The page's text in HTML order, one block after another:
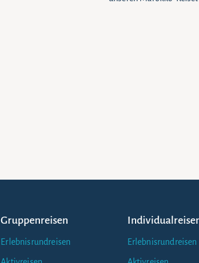
Gruppenreisen
Erlebnisrundreisen Erlebnisrundreisen